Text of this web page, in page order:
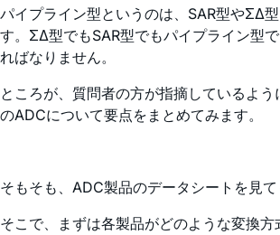
パイプライン型というのは、SAR型やΣΔ
す。ΣΔ型でもSAR型でもパイプライン型
ればなりません。
ところが、質問者の方が指摘しているよ
のADCについて要点をまとめてみます。
そもそも、ADC製品のデータシートを見
そこで、まずは各製品がどのような変換